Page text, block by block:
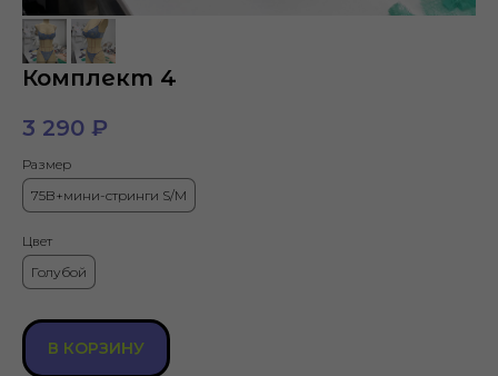
Комплект 4
3 290 ₽
Размер
75B+мини-стринги S/M
Цвет
Голубой
В КОРЗИНУ